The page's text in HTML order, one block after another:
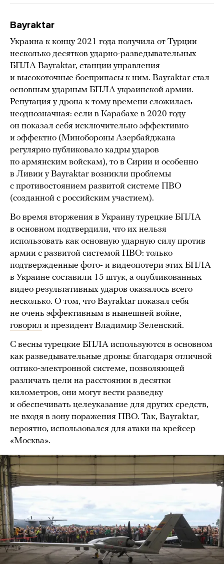
Bayraktar
Украина к концу 2021 года получила от Турции
несколько десятков ударно-разведывательных
БПЛА Bayraktar, станции управления
и высокоточные боеприпасы к ним. Bayraktar стал
основным ударным БПЛА украинской армии.
Репутация у дрона к тому времени сложилась
неоднозначная: если в Карабахе в 2020 году
он показал себя исключительно эффективно
и эффектно (Минобороны Азербайджана
регулярно публиковало кадры ударов
по армянским войскам), то в Сирии и особенно
в Ливии у Bayraktar возникли проблемы
с противостоянием развитой системе ПВО
(созданной с российским участием).
Во время вторжения в Украину турецкие БПЛА
в основном подтвердили, что их нельзя
использовать как основную ударную силу против
армии с развитой системой ПВО: только
подтвержденные фото- и видеопотери этих БПЛА
в Украине составили 15 штук, а опубликованных
видео результативных ударов оказалось всего
несколько. О том, что Bayraktar показал себя
не очень эффективным в нынешней войне,
говорил и президент Владимир Зеленский.
С весны турецкие БПЛА используются в основном
как разведывательные дроны: благодаря отличной
оптико-электронной системе, позволяющей
различать цели на расстоянии в десятки
километров, они могут вести разведку
и обеспечивать целеуказание для других средств,
не входя в зону поражения ПВО. Так, Bayraktar,
вероятно, использовался для атаки на крейсер
«Москва».